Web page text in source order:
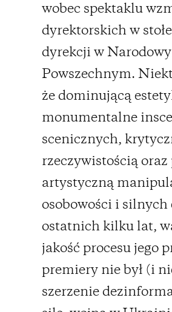
wobec spektaklu
dyrektorskich w
dyrekcji w
Powszechnym.
że dominującą
monumentalne
scenicznych,
rzeczywistością
artystyczną
osobowości i
ostatnich kilku lat,
jakość procesu jego
premiery nie był (i
szerzenie